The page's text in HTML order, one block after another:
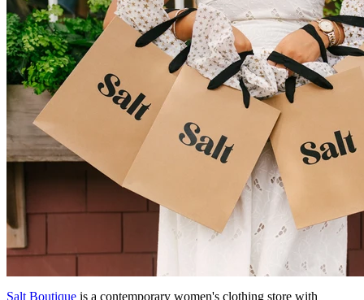
Salt Boutique is a contemporary women's clothing store with